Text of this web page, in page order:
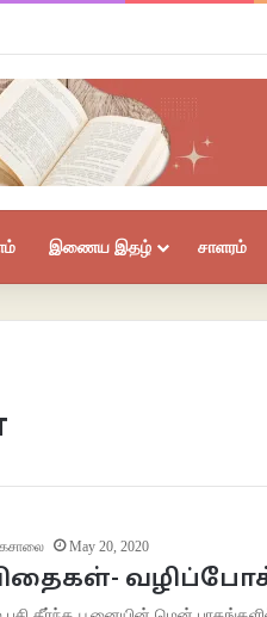
இணைய இதழ் சாளரம்
May 20, 2020